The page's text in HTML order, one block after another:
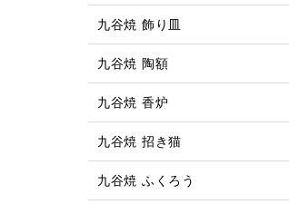
九谷焼 飾り皿
九谷焼 陶額
九谷焼 香炉
九谷焼 招き猫
九谷焼 ふくろう